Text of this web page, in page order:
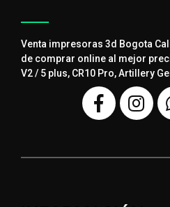
Venta impresoras 3d Bogota
de comprar online al mejor
V2 / 5 plus, CR10 Pro, Artillery